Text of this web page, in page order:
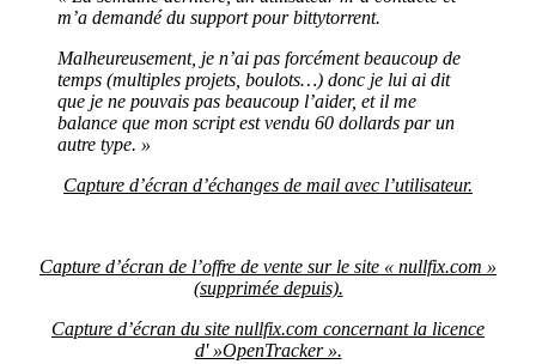
m’a demandé du support pour bittytorrent.
Malheureusement, je n’ai pas forcément beaucoup de
temps (multiples projets, boulots…) donc je lui ai dit
que je ne pouvais pas beaucoup l’aider, et il me
balance que mon script est vendu 60 dollards par un
autre type. »
Capture d’écran d’échanges de mail avec l’utilisateur.
Capture d’écran de l’offre de vente sur le site « nullfix.com »
(supprimée depuis).
Capture d’écran du site nullfix.com concernant la licence
d' »OpenTracker ».